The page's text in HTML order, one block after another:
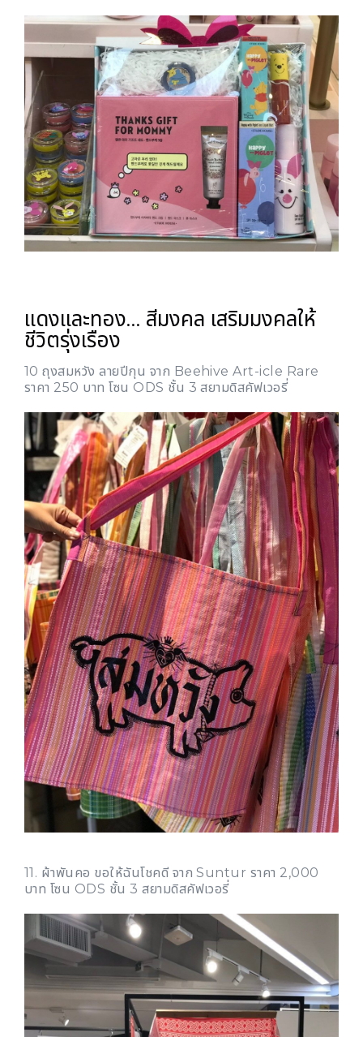
แดงและทอง… สีมงคล เสริมมงคลให้
ชีวิตรุ่งเรือง
10 ถุงสมหวัง ลายปีกุน จาก Beehive Art-icle Rare
ราคา 250 บาท โซน ODS ชั้น 3 สยามดิสคัฟเวอรี่
11. ผ้าพันคอ ขอให้ฉันโชคดี จาก Suntur ราคา 2,000
บาท โซน ODS ชั้น 3 สยามดิสคัฟเวอรี่